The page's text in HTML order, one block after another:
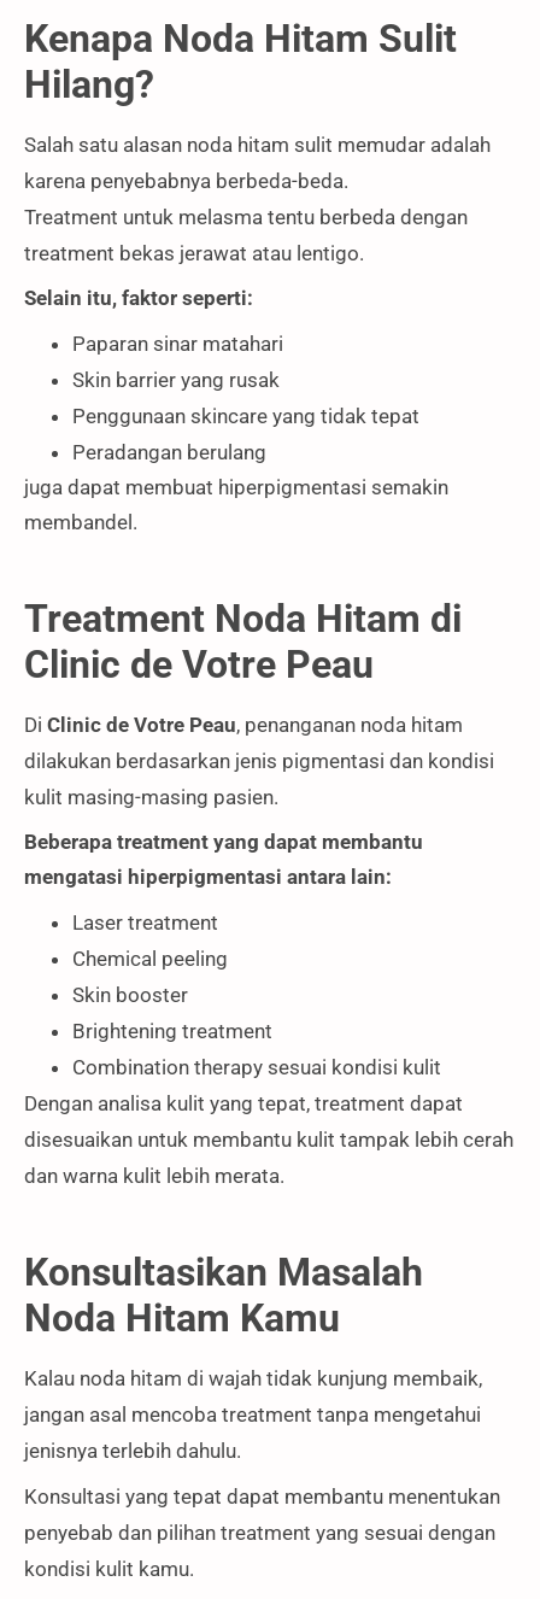
Kenapa Noda Hitam Sulit
Hilang?
Salah satu alasan noda hitam sulit memudar adalah
karena penyebabnya berbeda-beda.
Treatment untuk melasma tentu berbeda dengan
treatment bekas jerawat atau lentigo.
Selain itu, faktor seperti:
Paparan sinar matahari
Skin barrier yang rusak
Penggunaan skincare yang tidak tepat
Peradangan berulang
juga dapat membuat hiperpigmentasi semakin
membandel.
Treatment Noda Hitam di
Clinic de Votre Peau
Di Clinic de Votre Peau, penanganan noda hitam
dilakukan berdasarkan jenis pigmentasi dan kondisi
kulit masing-masing pasien.
Beberapa treatment yang dapat membantu
mengatasi hiperpigmentasi antara lain:
Laser treatment
Chemical peeling
Skin booster
Brightening treatment
Combination therapy sesuai kondisi kulit
Dengan analisa kulit yang tepat, treatment dapat
disesuaikan untuk membantu kulit tampak lebih cerah
dan warna kulit lebih merata.
Konsultasikan Masalah
Noda Hitam Kamu
Kalau noda hitam di wajah tidak kunjung membaik,
jangan asal mencoba treatment tanpa mengetahui
jenisnya terlebih dahulu.
Konsultasi yang tepat dapat membantu menentukan
penyebab dan pilihan treatment yang sesuai dengan
kondisi kulit kamu.